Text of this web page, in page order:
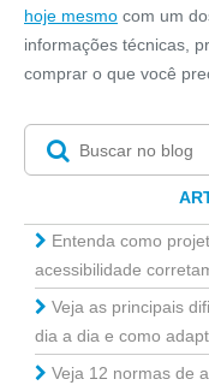
hoje mesmo com um
informações técnicas,
comprar o que você
Entenda como
acessibilidade
Veja as principais
dia a dia e como
Veja 12 normas de